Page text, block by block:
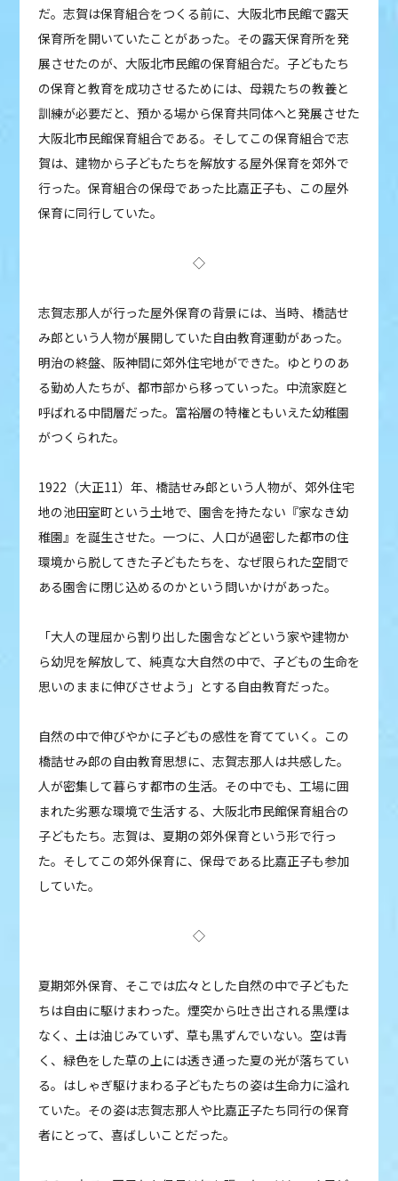
だ。志賀は保育組合をつくる前に、大阪北市民館で露天
保育所を開いていたことがあった。その露天保育所を発
展させたのが、大阪北市民館の保育組合だ。子どもたち
の保育と教育を成功させるためには、母親たちの教養と
訓練が必要だと、預かる場から保育共同体へと発展させた
大阪北市民館保育組合である。そしてこの保育組合で志
賀は、建物から子どもたちを解放する屋外保育を郊外で
行った。保育組合の保母であった比嘉正子も、この屋外
保育に同行していた。
◇
志賀志那人が行った屋外保育の背景には、当時、橋詰せ
み郎という人物が展開していた自由教育運動があった。
明治の終盤、阪神間に郊外住宅地ができた。ゆとりのあ
る勤め人たちが、都市部から移っていった。中流家庭と
呼ばれる中間層だった。富裕層の特権ともいえた幼稚園
がつくられた。
1922（大正11）年、橋詰せみ郎という人物が、郊外住宅
地の池田室町という土地で、園舎を持たない『家なき幼
稚園』を誕生させた。一つに、人口が過密した都市の住
環境から脱してきた子どもたちを、なぜ限られた空間で
ある園舎に閉じ込めるのかという問いかけがあった。
「大人の理屈から割り出した園舎などという家や建物か
ら幼児を解放して、純真な大自然の中で、子どもの生命を
思いのままに伸びさせよう」とする自由教育だった。
自然の中で伸びやかに子どもの感性を育てていく。この
橋詰せみ郎の自由教育思想に、志賀志那人は共感した。
人が密集して暮らす都市の生活。その中でも、工場に囲
まれた劣悪な環境で生活する、大阪北市民館保育組合の
子どもたち。志賀は、夏期の郊外保育という形で行っ
た。そしてこの郊外保育に、保母である比嘉正子も参加
していた。
◇
夏期郊外保育、そこでは広々とした自然の中で子どもた
ちは自由に駆けまわった。煙突から吐き出される黒煙は
なく、土は油じみていず、草も黒ずんでいない。空は青
く、緑色をした草の上には透き通った夏の光が落ちてい
る。はしゃぎ駆けまわる子どもたちの姿は生命力に溢れ
ていた。その姿は志賀志那人や比嘉正子たち同行の保育
者にとって、喜ばしいことだった。